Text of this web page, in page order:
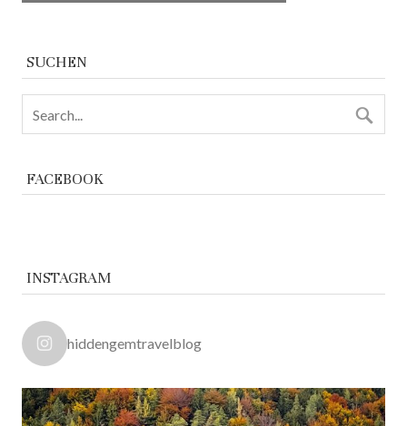
SUCHEN
FACEBOOK
INSTAGRAM
hiddengemtravelblog